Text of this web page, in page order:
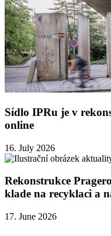
Sídlo IPRu je v
online
16. July 2026
Rekonstrukce
klade na recyklaci a
17. June 2026